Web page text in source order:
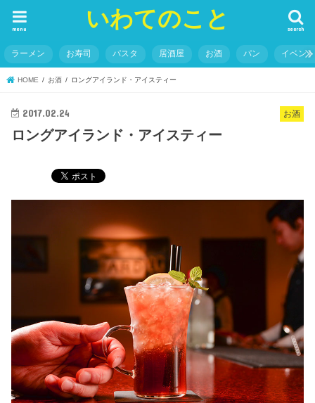
いわてのこと search
menu
ラーメン お寿司 パスタ 居酒屋 お酒 パン イベント
HOME お酒 ロングアイランド・アイスティー
お酒
2017.02.24
ロングアイランド・アイスティー